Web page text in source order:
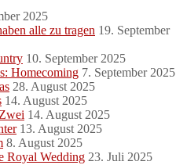
2025
alle zu tragen 19. September
10. September 2025
Homecoming 7. September 2025
28. August 2025
14. August 2025
14. August 2025
13. August 2025
8. August 2025
Royal Wedding 23. Juli 2025